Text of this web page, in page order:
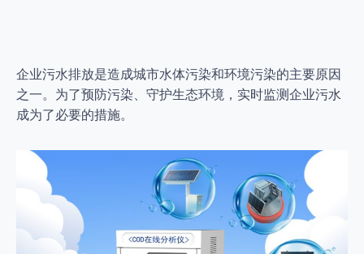
企业污水排放是造成城市水体污染和环境污染的主要原因
之一。为了预防污染、守护生态环境，实时监测企业污水
成为了必要的措施。